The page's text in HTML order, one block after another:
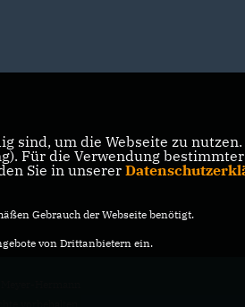
Hermann
sind, um die Webseite zu
Für die Verwendung
Sie in unserer
Gebrauch der Webseite benötigt.
von Drittanbietern ein.